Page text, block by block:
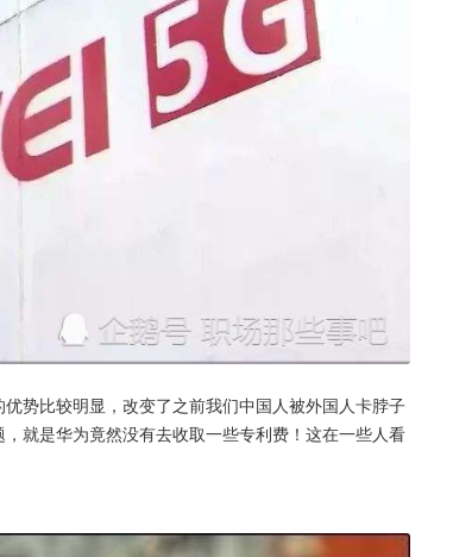
势比较明显，改变了之前我们中国人被外国人卡脖子
就是华为竟然没有去收取一些专利费！这在一些人看